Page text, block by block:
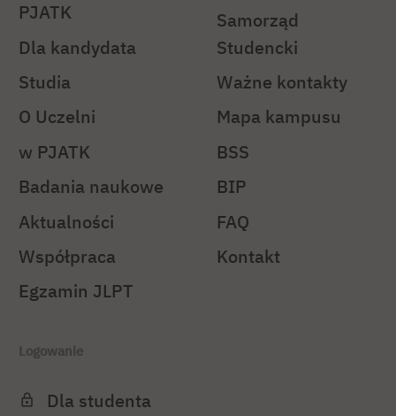
PJATK
Dla kandydata
Studia
O Uczelni
w PJATK
Badania naukowe
Aktualności
Współpraca
Egzamin JLPT
Samorząd
Studencki
Ważne kontakty
Mapa kampusu
BSS
BIP
FAQ
Kontakt
Logowanie
Dla studenta